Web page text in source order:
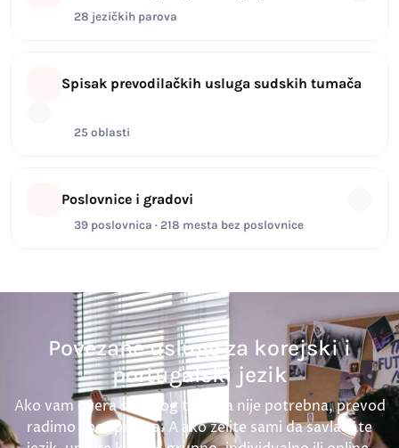
28 jezičkih parova
Spisak prevodilačkih usluga sudskih tumača
25 oblasti
Poslovnice i gradovi
39 poslovnica · 218 mesta bez poslovnice
Povezane usluge za korejski i
portugalski jezik
Ako vam overa sudskog tumača nije potrebna, prevod
radimo i bez pečata. A ako želite sami da savladate